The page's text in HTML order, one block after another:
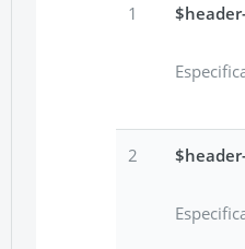
1
2